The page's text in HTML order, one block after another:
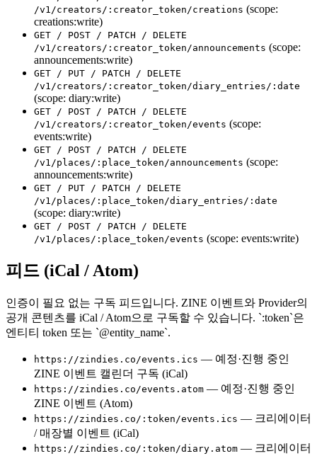
/v1/creators/:creator_token/creations (scope:
creations:write)
GET / POST / PATCH / DELETE
/v1/creators/:creator_token/announcements (scope:
announcements:write)
GET / PUT / PATCH / DELETE
/v1/creators/:creator_token/diary_entries/:date
(scope: diary:write)
GET / POST / PATCH / DELETE
/v1/creators/:creator_token/events (scope:
events:write)
GET / POST / PATCH / DELETE
/v1/places/:place_token/announcements (scope:
announcements:write)
GET / PUT / PATCH / DELETE
/v1/places/:place_token/diary_entries/:date
(scope: diary:write)
GET / POST / PATCH / DELETE
/v1/places/:place_token/events (scope: events:write)
피드 (iCal / Atom)
인증이 필요 없는 구독 피드입니다. ZINE 이벤트와 Provider의
공개 콘텐츠를 iCal / Atom으로 구독할 수 있습니다. `:token`은
엔티티 token 또는 `@entity_name`.
https://zindies.co/events.ics — 예정·진행 중인
ZINE 이벤트 캘린더 구독 (iCal)
https://zindies.co/events.atom — 예정·진행 중인
ZINE 이벤트 (Atom)
https://zindies.co/:token/events.ics — 크리에이터
/ 매장별 이벤트 (iCal)
https://zindies.co/:token/diary.atom — 크리에이터